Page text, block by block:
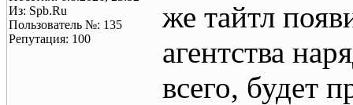
Из: Spb.Ru
Пользователь №: 135
Репутация: 100
же тайтл
агентства
всего, будет